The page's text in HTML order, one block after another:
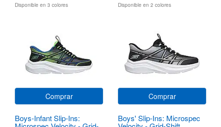
Disponible en 3 colores Disponible en 2 colores
Comprar
Boys-Infant Slip-Ins:
Comprar
Boys' Slip-Ins: Microspec